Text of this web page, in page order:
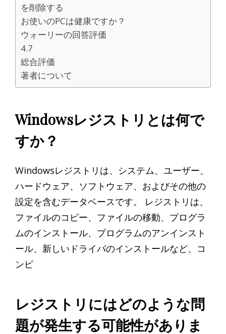
を削除する
お使いのPCは健康ですか？
ウォーリーの回答評価
4.7
総合評価
著者について
Windowsレジストリとは何で
すか？
Windowsレジストリは、システム、ユーザー、
ハードウェア、ソフトウェア、およびその他の
設定を含むデータベースです。 レジストリは、
ファイルのコピー、ファイルの移動、プログラ
ムのインストール、プログラムのアンインスト
ール、新しいドライバのインストールなど、コ
ンピ
レジストリにはどのような問
題が発生する可能性がありま